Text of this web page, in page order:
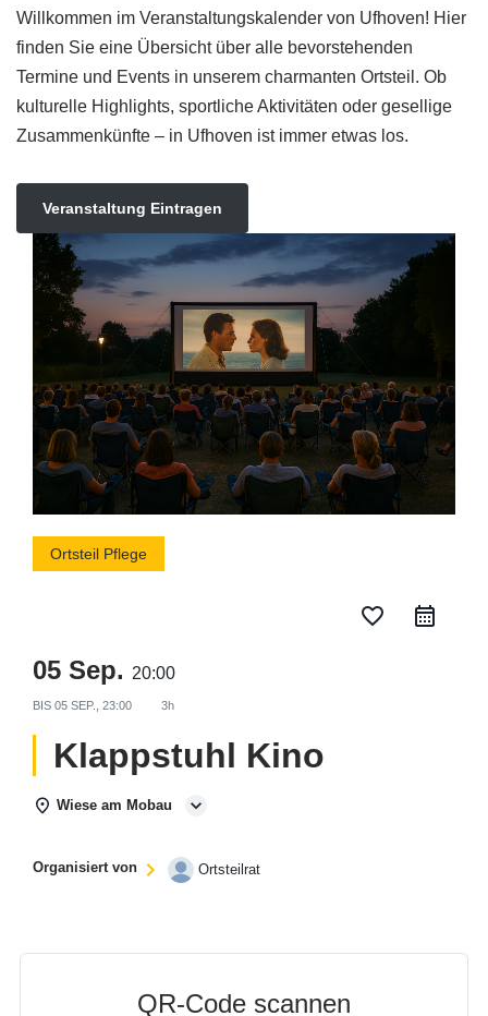
Willkommen im Veranstaltungskalender von Ufhoven! Hier
finden Sie eine Übersicht über alle bevorstehenden
Termine und Events in unserem charmanten Ortsteil. Ob
kulturelle Highlights, sportliche Aktivitäten oder gesellige
Zusammenkünfte – in Ufhoven ist immer etwas los.
Veranstaltung Eintragen
Ortsteil Pflege
favorite_border
05 Sep. 20:00
BIS 05 SEP., 23:00 3h
Klappstuhl Kino
Wiese am Mobau
Organisiert von Ortsteilrat
QR-Code scannen